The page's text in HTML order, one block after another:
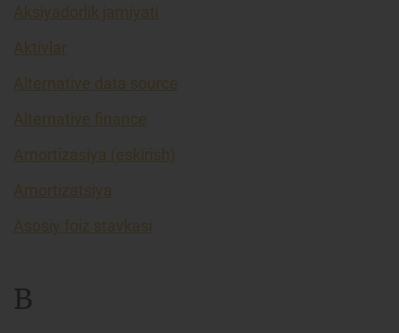
Aksiyadorlik jamiyati
Aktivlar
Alternative data source
Alternative finance
Amortizasiya (eskirish)
Amortizatsiya
Asosiy foiz stavkasi
B